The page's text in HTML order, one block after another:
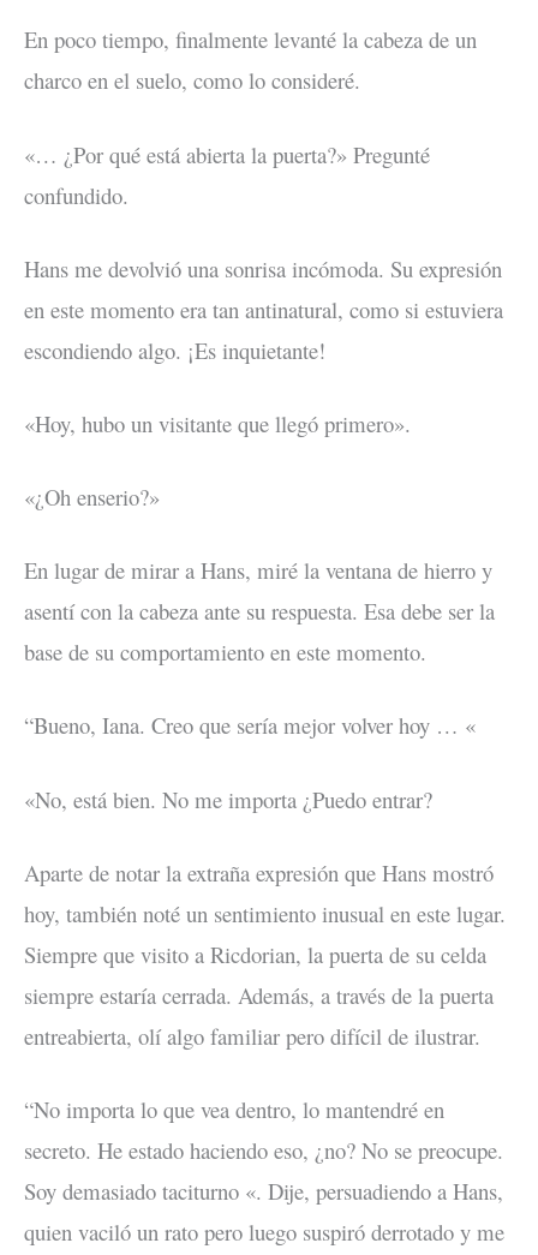
En poco tiempo, finalmente levanté la cabeza de un
charco en el suelo, como lo consideré.
«… ¿Por qué está abierta la puerta?» Pregunté
confundido.
Hans me devolvió una sonrisa incómoda. Su expresión
en este momento era tan antinatural, como si estuviera
escondiendo algo. ¡Es inquietante!
«Hoy, hubo un visitante que llegó primero».
«¿Oh enserio?»
En lugar de mirar a Hans, miré la ventana de hierro y
asentí con la cabeza ante su respuesta. Esa debe ser la
base de su comportamiento en este momento.
“Bueno, Iana. Creo que sería mejor volver hoy … «
«No, está bien. No me importa ¿Puedo entrar?
Aparte de notar la extraña expresión que Hans mostró
hoy, también noté un sentimiento inusual en este lugar.
Siempre que visito a Ricdorian, la puerta de su celda
siempre estaría cerrada. Además, a través de la puerta
entreabierta, olí algo familiar pero difícil de ilustrar.
“No importa lo que vea dentro, lo mantendré en
secreto. He estado haciendo eso, ¿no? No se preocupe.
Soy demasiado taciturno «. Dije, persuadiendo a Hans,
quien vaciló un rato pero luego suspiró derrotado y me